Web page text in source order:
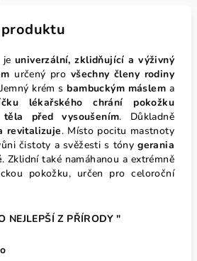
jeuniverzální, zklidňující a výživný
určený pro všechny členy rodiny
krém s bambuckým máslem a
lékařského
chrání pokožku
před vysoušením. Důkladně
revitalizuje. Místo pocitu mastnoty
čistoty a svěžesti s tónygerania
. Zklidní také namáhanou a extrémně
pokožku, určen pro celoroční
Z PŘÍRODY "